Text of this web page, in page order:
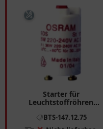
Starter für
Leuchtstoffröhren
BTS-147.12.75